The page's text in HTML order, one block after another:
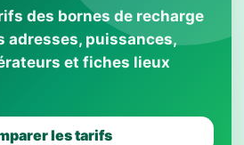
des bornes de recharge
adresses, puissances,
et fiches lieux
les tarifs